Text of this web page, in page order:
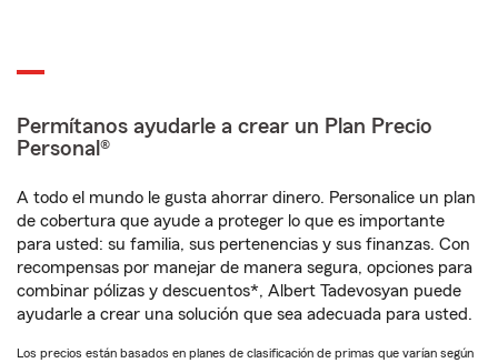
Permítanos ayudarle a crear un Plan Precio
Personal®
A todo el mundo le gusta ahorrar dinero. Personalice un plan
de cobertura que ayude a proteger lo que es importante
para usted: su familia, sus pertenencias y sus finanzas. Con
recompensas por manejar de manera segura, opciones para
combinar pólizas y descuentos*, Albert Tadevosyan puede
ayudarle a crear una solución que sea adecuada para usted.
Los precios están basados en planes de clasificación de primas que varían según